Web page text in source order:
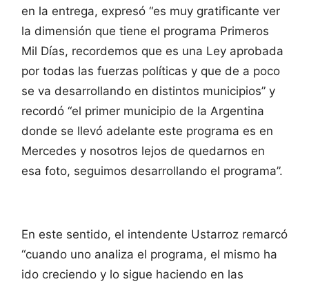
en la entrega, expresó “es muy gratificante ver
la dimensión que tiene el programa Primeros
Mil Días, recordemos que es una Ley aprobada
por todas las fuerzas políticas y que de a poco
se va desarrollando en distintos municipios” y
recordó “el primer municipio de la Argentina
donde se llevó adelante este programa es en
Mercedes y nosotros lejos de quedarnos en
esa foto, seguimos desarrollando el programa”.
En este sentido, el intendente Ustarroz remarcó
“cuando uno analiza el programa, el mismo ha
ido creciendo y lo sigue haciendo en las